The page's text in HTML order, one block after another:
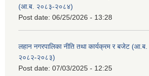
(आ.ब. २०८३-२०८४)
Post date: 06/25/2026 - 13:28
लहान नगरपालिका नीति तथा कार्यक्रम र बजेट (आ.ब.
२०८२-२०८३)
Post date: 07/03/2025 - 12:25